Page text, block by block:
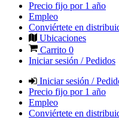
Precio fijo por 1 año
Empleo
Conviértete en
Ubicaciones
Carrito 0
Iniciar sesión / Pedidos
Iniciar sesión /
Precio fijo por 1 año
Empleo
Conviértete en